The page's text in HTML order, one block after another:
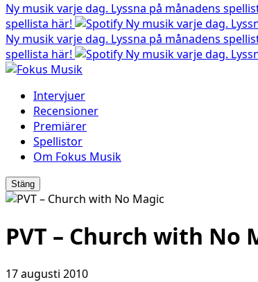
Ny musik varje dag. Lyssna på månadens
spellista här!
Ny musik varje dag.
Ny musik varje dag. Lyssna på månadens
spellista här!
Ny musik varje dag.
Intervjuer
Recensioner
Premiärer
Spellistor
Om Fokus Musik
Stäng
PVT – Church with No
17 augusti 2010